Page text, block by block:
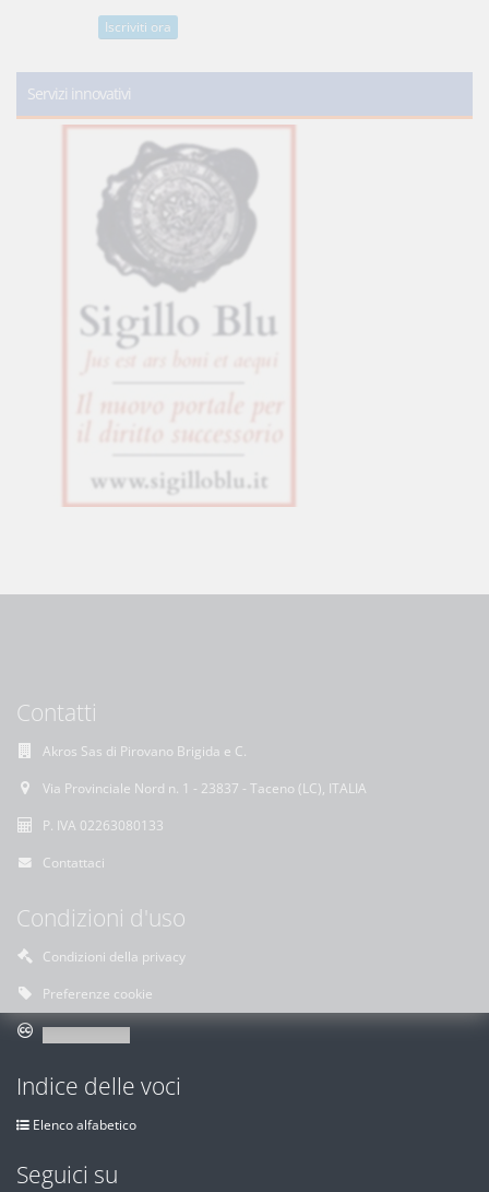
Iscriviti ora
Servizi innovativi
Contatti
Akros Sas di Pirovano Brigida e C.
Via Provinciale Nord n. 1 - 23837 - Taceno (LC), ITALIA
P. IVA 02263080133
Contattaci
Condizioni d'uso
Condizioni della privacy
Preferenze cookie
Indice delle voci
Elenco alfabetico
Seguici su